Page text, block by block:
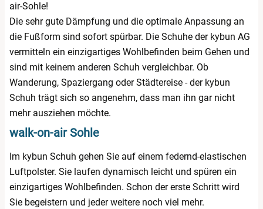
air-Sohle!
Die sehr gute Dämpfung und die optimale Anpassung an
die Fußform sind sofort spürbar. Die Schuhe der kybun AG
vermitteln ein einzigartiges Wohlbefinden beim Gehen und
sind mit keinem anderen Schuh vergleichbar. Ob
Wanderung, Spaziergang oder Städtereise - der kybun
Schuh trägt sich so angenehm, dass man ihn gar nicht
mehr ausziehen möchte.
walk-on-air Sohle
Im kybun Schuh gehen Sie auf einem federnd-elastischen
Luftpolster. Sie laufen dynamisch leicht und spüren ein
einzigartiges Wohlbefinden. Schon der erste Schritt wird
Sie begeistern und jeder weitere noch viel mehr.